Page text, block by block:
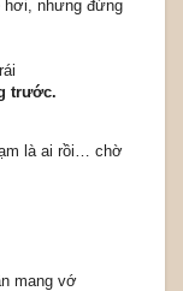
nhưng đừng
trước.
là ai rồi… chờ
mang vớ